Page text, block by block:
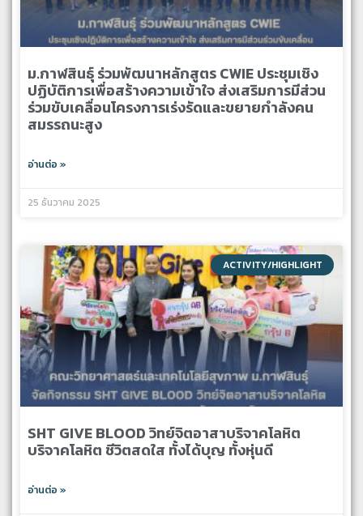
ม.กาฬสินธุ์ ร่วมพัฒนาหลักสูตร CWIE ประชุมเชิง
ปฏิบัติการเพื่อสร้างความเข้าใจ ส่งเสริมการมีส่วน
ร่วมขับเคลื่อนโครงการเร่งรัดและขยายกำลังคน
สมรรถนะสูง
อ่านต่อ »
25 ธันวาคม 2025
ACTIVITY/HIGHLIGHT
SHT GIVE BLOOD วิทย์จิตอาสาบริจาคโลหิต
บริจาคโลหิต ชีวิตสดใส ทั้งได้บุญ ทั้งหุ่นดี
อ่านต่อ »